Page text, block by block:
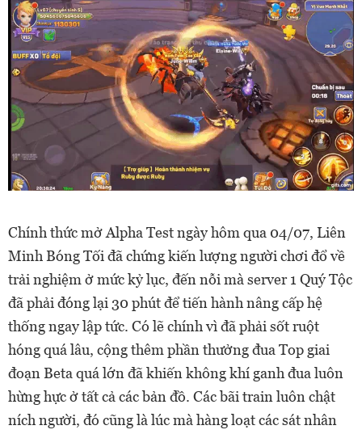
Chính thức mở Alpha Test ngày hôm qua 04/07, Liên
Minh Bóng Tối đã chứng kiến lượng người chơi đổ về
trải nghiệm ở mức kỷ lục, đến nỗi mà server 1 Quý Tộc
đã phải đóng lại 30 phút để tiến hành nâng cấp hệ
thống ngay lập tức. Có lẽ chính vì đã phải sốt ruột
hóng quá lâu, cộng thêm phần thưởng đua Top giai
đoạn Beta quá lớn đã khiến không khí ganh đua luôn
hừng hực ở tất cả các bản đồ. Các bãi train luôn chật
ních người, đó cũng là lúc mà hàng loạt các sát nhân